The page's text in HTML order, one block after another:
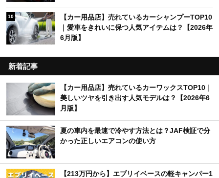
10
【カー用品店】売れているカーシャンプーTOP10
｜愛車をきれいに保つ人気アイテムは？【2026年
6月版】
新着記事
【カー用品店】売れているカーワックスTOP10｜
美しいツヤを引き出す人気モデルは？【2026年6
月版】
夏の車内を最速で冷やす方法とは？JAF検証で分
かった正しいエアコンの使い方
【213万円から】エブリイベースの軽キャンパー1